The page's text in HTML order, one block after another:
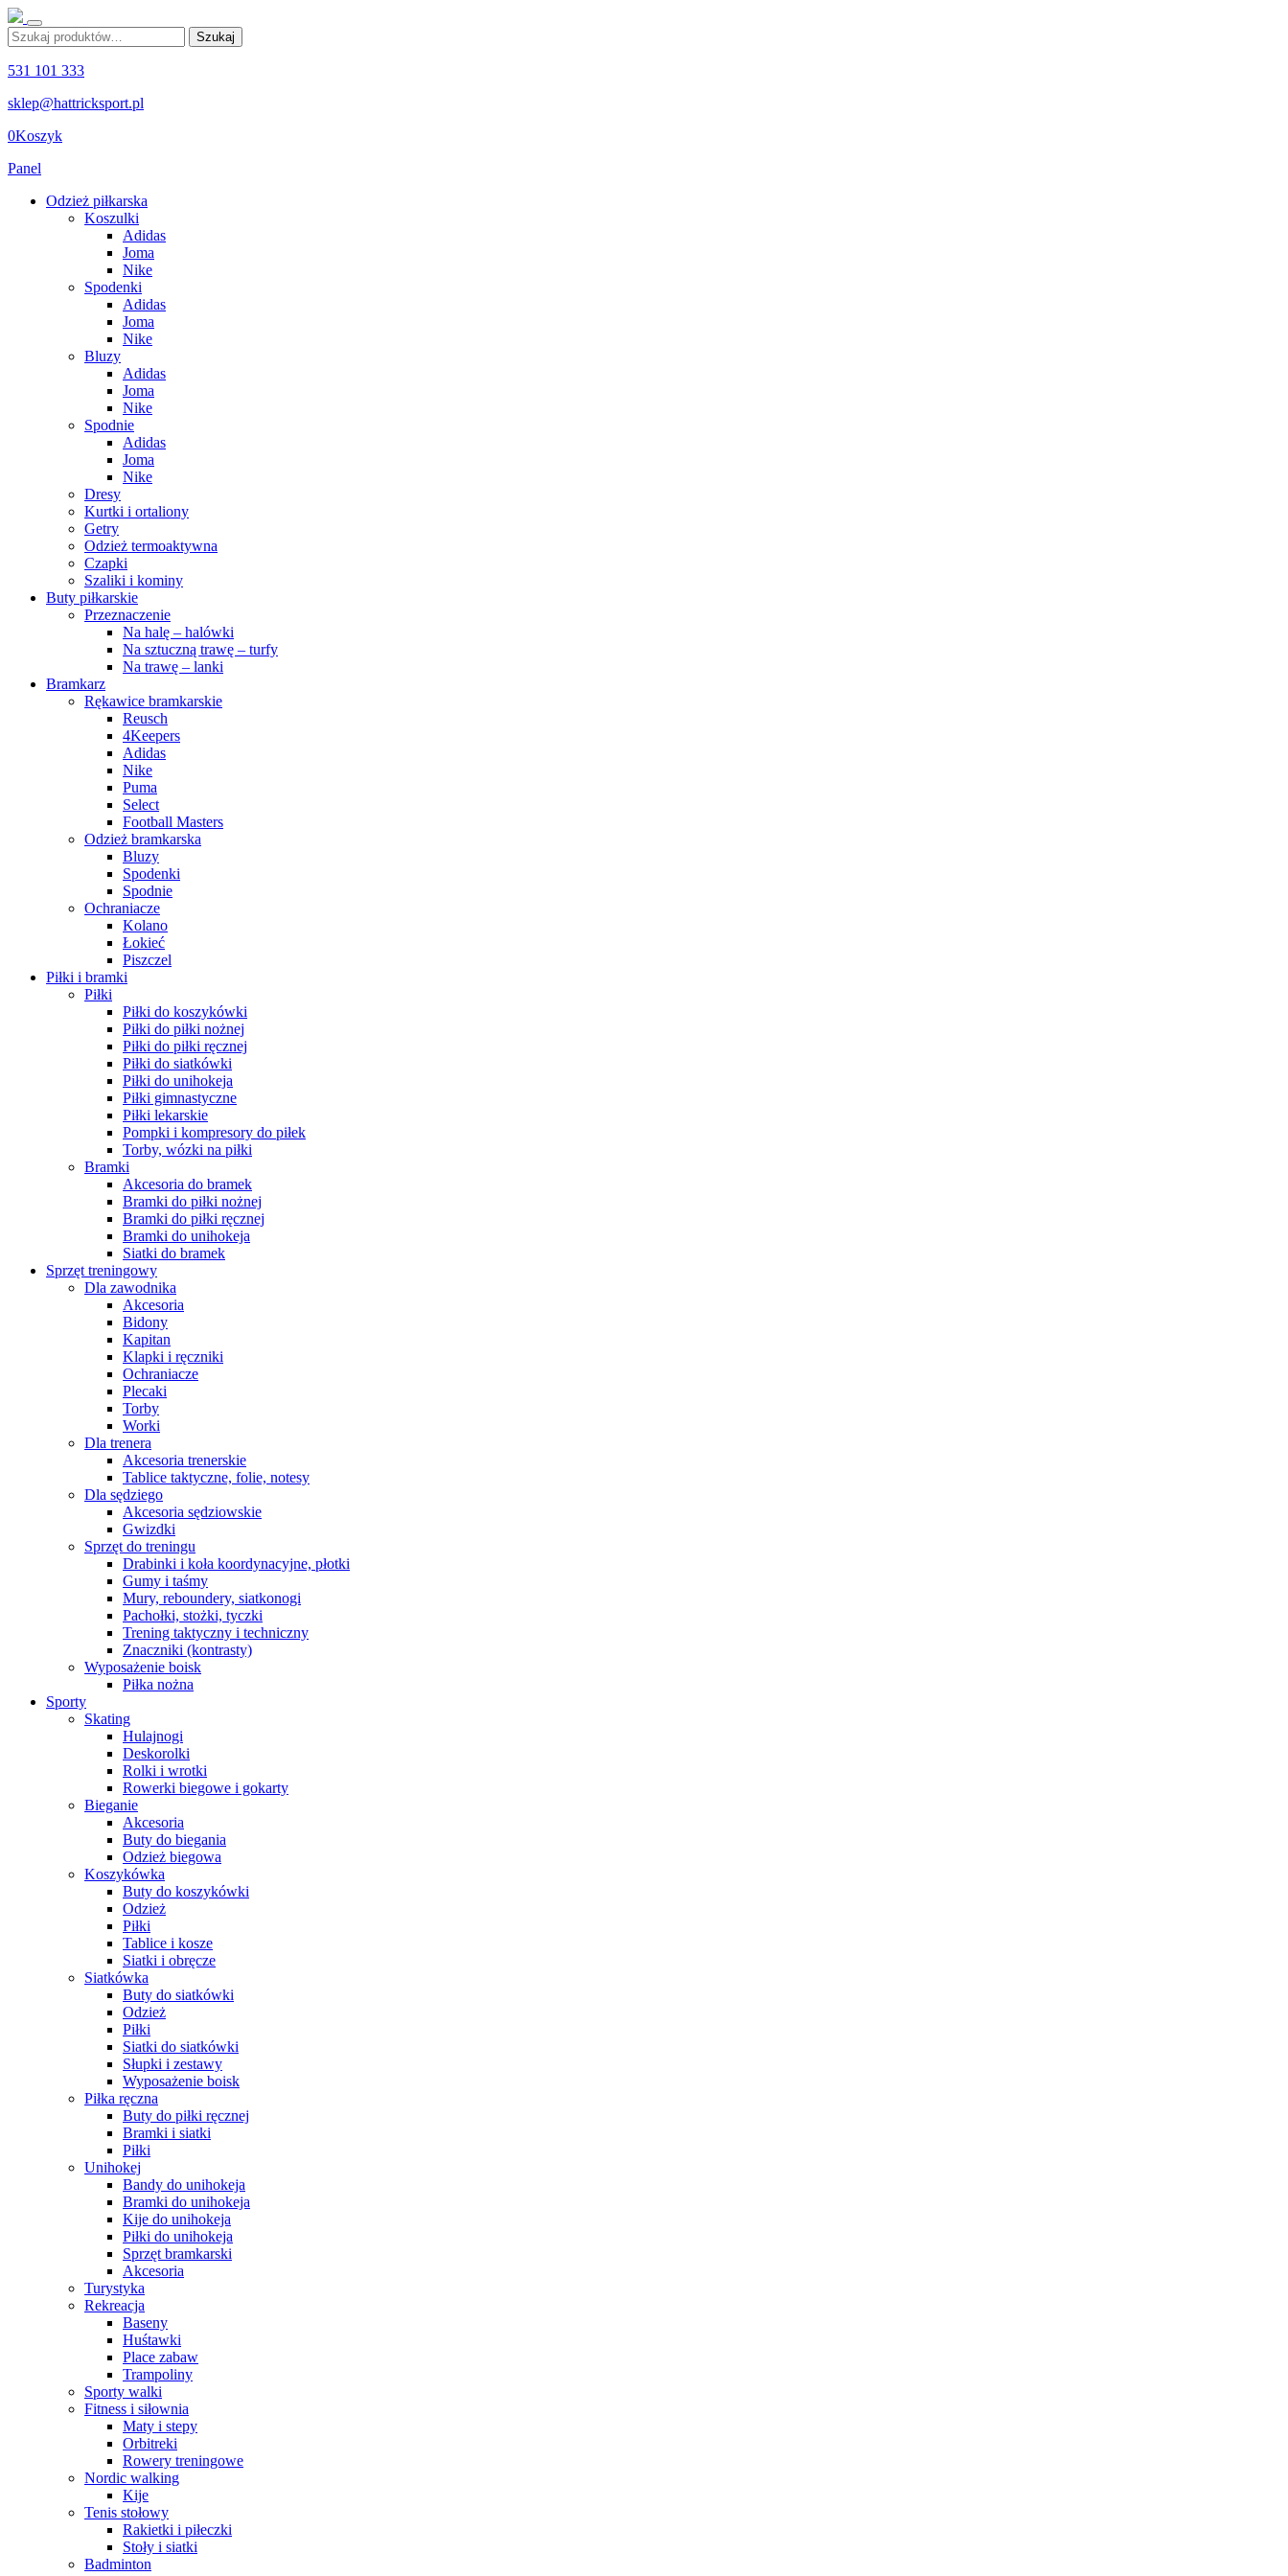
Szukaj: Szukaj
531 101 333
sklep@hattricksport.pl
0Koszyk
Panel
Odzież piłkarska
Koszulki
Adidas
Joma
Nike
Spodenki
Adidas
Joma
Nike
Bluzy
Adidas
Joma
Nike
Spodnie
Adidas
Joma
Nike
Dresy
Kurtki i ortaliony
Getry
Odzież termoaktywna
Czapki
Szaliki i kominy
Buty piłkarskie
Przeznaczenie
Na halę – halówki
Na sztuczną trawę – turfy
Na trawę – lanki
Bramkarz
Rękawice bramkarskie
Reusch
4Keepers
Adidas
Nike
Puma
Select
Football Masters
Odzież bramkarska
Bluzy
Spodenki
Spodnie
Ochraniacze
Kolano
Łokieć
Piszczel
Piłki i bramki
Piłki
Piłki do koszykówki
Piłki do piłki nożnej
Piłki do piłki ręcznej
Piłki do siatkówki
Piłki do unihokeja
Piłki gimnastyczne
Piłki lekarskie
Pompki i kompresory do piłek
Torby, wózki na piłki
Bramki
Akcesoria do bramek
Bramki do piłki nożnej
Bramki do piłki ręcznej
Bramki do unihokeja
Siatki do bramek
Sprzęt treningowy
Dla zawodnika
Akcesoria
Bidony
Kapitan
Klapki i ręczniki
Ochraniacze
Plecaki
Torby
Worki
Dla trenera
Akcesoria trenerskie
Tablice taktyczne, folie, notesy
Dla sędziego
Akcesoria sędziowskie
Gwizdki
Sprzęt do treningu
Drabinki i koła koordynacyjne, płotki
Gumy i taśmy
Mury, reboundery, siatkonogi
Pachołki, stożki, tyczki
Trening taktyczny i techniczny
Znaczniki (kontrasty)
Wyposażenie boisk
Piłka nożna
Sporty
Skating
Hulajnogi
Deskorolki
Rolki i wrotki
Rowerki biegowe i gokarty
Bieganie
Akcesoria
Buty do biegania
Odzież biegowa
Koszykówka
Buty do koszykówki
Odzież
Piłki
Tablice i kosze
Siatki i obręcze
Siatkówka
Buty do siatkówki
Odzież
Piłki
Siatki do siatkówki
Słupki i zestawy
Wyposażenie boisk
Piłka ręczna
Buty do piłki ręcznej
Bramki i siatki
Piłki
Unihokej
Bandy do unihokeja
Bramki do unihokeja
Kije do unihokeja
Piłki do unihokeja
Sprzęt bramkarski
Akcesoria
Turystyka
Rekreacja
Baseny
Huśtawki
Place zabaw
Trampoliny
Sporty walki
Fitness i siłownia
Maty i stepy
Orbitreki
Rowery treningowe
Nordic walking
Kije
Tenis stołowy
Rakietki i piłeczki
Stoły i siatki
Badminton